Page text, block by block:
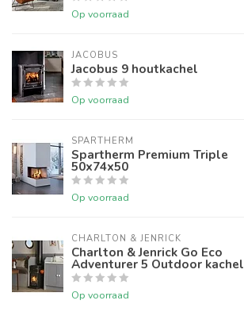
Op voorraad
JACOBUS
Jacobus 9 houtkachel
Op voorraad
SPARTHERM
Spartherm Premium Triple
50x74x50
Op voorraad
CHARLTON & JENRICK
Charlton & Jenrick Go Eco
Adventurer 5 Outdoor kachel
Op voorraad